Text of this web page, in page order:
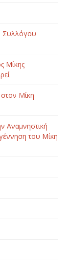
Συλλόγου
Μίκης
στον Μίκη
Αναμνηστική
του Μίκη